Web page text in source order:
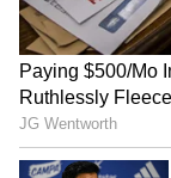
மரங்கள் மீது
இடிங்கிறது
வானத்துல